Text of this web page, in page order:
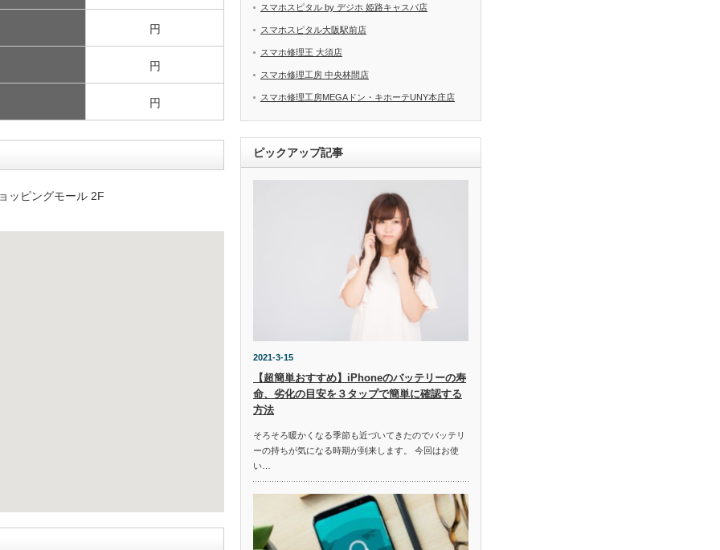
円
円
円
ッピングモール 2F
スマホスピタル by デジホ 姫路キャスパ店
スマホスピタル大阪駅前店
スマホ修理王 大須店
スマホ修理工房 中央林間店
スマホ修理工房MEGAドン・キホーテUNY本庄店
ピックアップ記事
2021-3-15
【超簡単おすすめ】iPhoneのバッテリーの寿
命、劣化の目安を３タップで簡単に確認する
方法
そろそろ暖かくなる季節も近づいてきたのでバッテリ
ーの持ちが気になる時期が到来します。 今回はお使
い…